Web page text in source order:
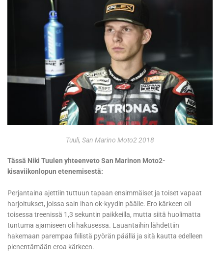
Tuuli, San Marino Moto2 2018
Tässä Niki Tuulen yhteenveto San Marinon Moto2-
kisaviikonlopun etenemisestä:
Perjantaina ajettiin tuttuun tapaan ensimmäiset ja toiset vapaat
harjoitukset, joissa sain ihan ok-kyydin päälle. Ero kärkeen oli
toisessa treenissä 1,3 sekuntin paikkeilla, mutta siitä huolimatta
tuntuma ajamiseen oli hakusessa. Lauantaihin lähdettiin
hakemaan parempaa fiilistä pyörän päällä ja sitä kautta edelleen
pienentämään eroa kärkeen.